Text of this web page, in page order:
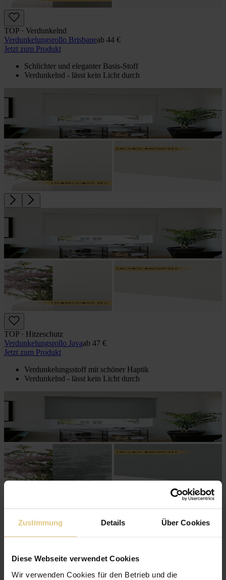
Zustimmung Details Über Cookies
Diese Webseite verwendet Cookies
Wir verwenden Cookies für den Betrieb und die
TOP · Verdunkelnd
Verdunkelungs­rollo Brisbaneab 44 €
Jetzt zum Produkt
Schlichter und eleganter Basis-Stoff
Verdunkelnd - lässt kein Licht durch
TOP · Hitzeschutz
Verdunkelungs­rollo Javaab 47 €
Jetzt zum Produkt
Verdunkelungsstoff mit schöner Haptik
Verdunkelnd - lässt kein Licht durch